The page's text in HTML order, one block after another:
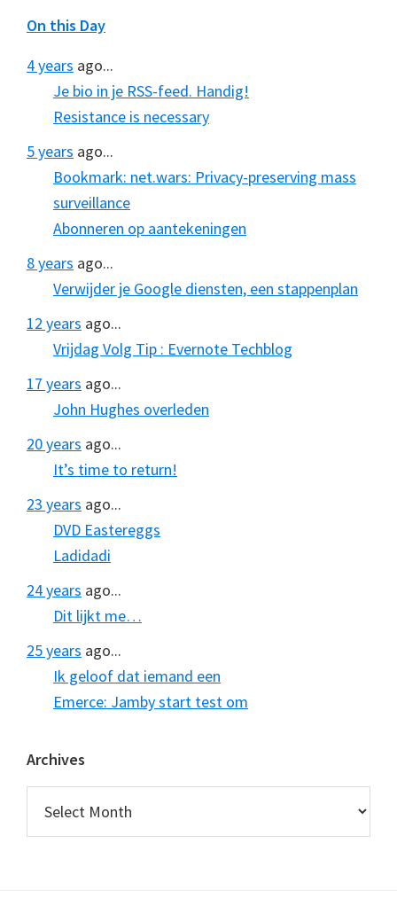
On this Day
4 years ago...
Je bio in je RSS-feed. Handig!
Resistance is necessary
5 years ago...
Bookmark: net.wars: Privacy-preserving mass
surveillance
Abonneren op aantekeningen
8 years ago...
Verwijder je Google diensten, een stappenplan
12 years ago...
Vrijdag Volg Tip : Evernote Techblog
17 years ago...
John Hughes overleden
20 years ago...
It’s time to return!
23 years ago...
DVD Eastereggs
Ladidadi
24 years ago...
Dit lijkt me…
25 years ago...
Ik geloof dat iemand een
Emerce: Jamby start test om
Archives